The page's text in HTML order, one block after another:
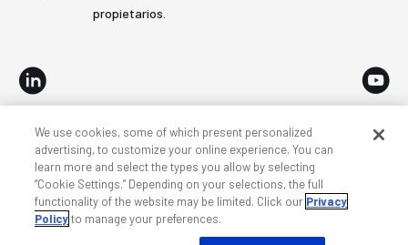
propietarios.
Accesibilidad Privacidad y cookies Términos
Mapa del sitio
We use cookies, some of which present personalized
advertising, to customize your online experience. You can
learn more and select the types you allow by selecting
“Cookie Settings.” Depending on your selections, the full
functionality of the website may be limited. Click our Privacy
Policyto manage your preferences.